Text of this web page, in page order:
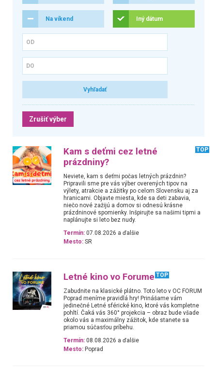
Na víkend Iný dátum
Zrušiť výber
Kam s deťmi cez letné
prázdniny?
TOP
Neviete, kam s deťmi počas letných prázdnin?
Pripravili sme pre vás výber overených tipov na
výlety, atrakcie a zážitky po celom Slovensku aj za
hranicami. Objavte miesta, kde sa deti zabavia,
niečo nové zažijú a domov si odnesú krásne
prázdninové spomienky. Inšpirujte sa našimi tipmi a
naplánujte si leto bez nudy.
Termín: 07.08.2026 a ďalšie
Mesto: SR
Letné kino vo Forume TOP
Zabudnite na klasické plátno. Toto leto v OC FORUM
Poprad meníme pravidlá hry! Prinášame vám
jedinečné Letné sférické kino, ktoré vás kompletne
pohltí. Čaká vás 360° projekcia – obraz bude všade
okolo vás a maximálny zážitok, kde stanete sa
priamou súčasťou príbehu.
Termín: 08.08.2026 a ďalšie
Mesto: Poprad